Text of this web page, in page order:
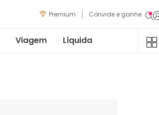
Premium Convide e ganhe
Viagem Liquida